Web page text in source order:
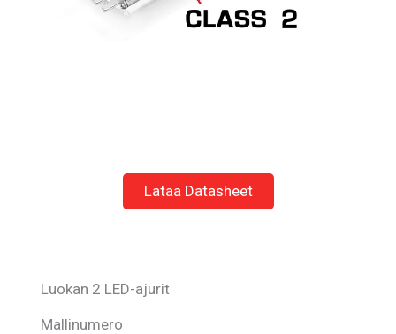
Lataa Datasheet
Luokan 2 LED-ajurit
Mallinumero